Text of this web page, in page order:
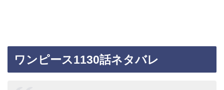
ワンピース1130話ネタバレ